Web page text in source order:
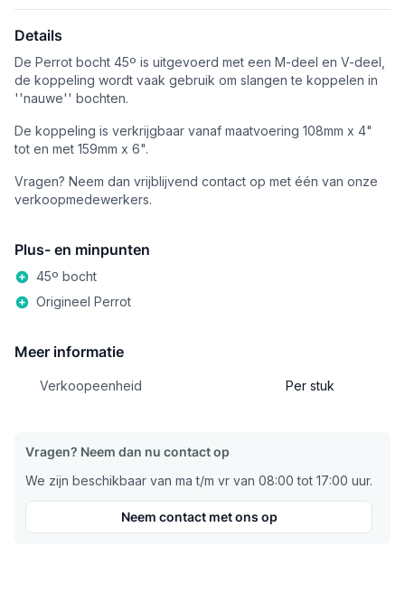
Details
De Perrot bocht 45º is uitgevoerd met een M-deel en V-deel,
de koppeling wordt vaak gebruik om slangen te koppelen in
''nauwe'' bochten.
De koppeling is verkrijgbaar vanaf maatvoering 108mm x 4"
tot en met 159mm x 6".
Vragen? Neem dan vrijblijvend contact op met één van onze
verkoopmedewerkers.
Plus- en minpunten
45º bocht
Origineel Perrot
Meer informatie
Verkoopeenheid Per stuk
Vragen? Neem dan nu contact op
We zijn beschikbaar van ma t/m vr van 08:00 tot 17:00 uur.
Neem contact met ons op